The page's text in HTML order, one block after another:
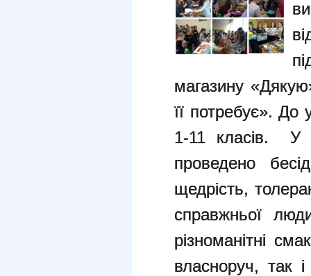
магазину
її потребує». До
1-11 класів. У
проведено
щедрість,
справжньої
різноманітні
власноруч, так